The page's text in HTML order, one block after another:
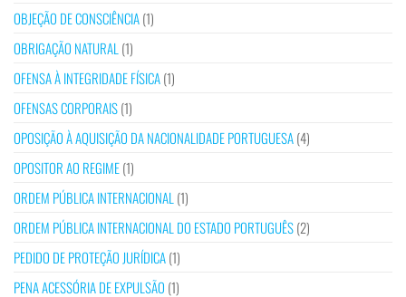
OBJEÇÃO DE CONSCIÊNCIA(1)
OBRIGAÇÃO NATURAL (1)
OFENSA À INTEGRIDADE FÍSICA(1)
OFENSAS CORPORAIS(1)
OPOSIÇÃO À AQUISIÇÃO DA NACIONALIDADE PORTUGUESA(4)
OPOSITOR AO REGIME(1)
ORDEM PÚBLICA INTERNACIONAL (1)
ORDEM PÚBLICA INTERNACIONAL DO ESTADO PORTUGUÊS(2)
PEDIDO DE PROTEÇÃO JURÍDICA(1)
PENA ACESSÓRIA DE EXPULSÃO (1)